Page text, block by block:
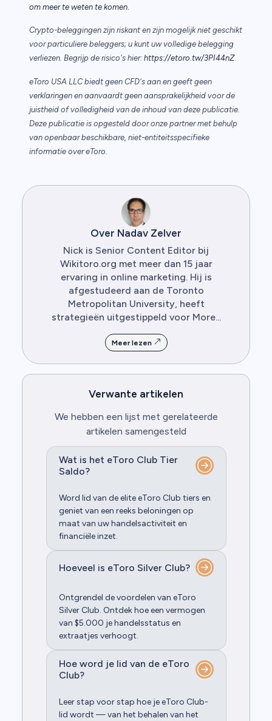
om meer te weten te komen.
Crypto-beleggingen zijn riskant en zijn mogelijk niet geschikt
voor particuliere beleggers; u kunt uw volledige belegging
verliezen. Begrijp de risico's hier: https://etoro.tw/3PI44nZ.
eToro USA LLC biedt geen CFD's aan en geeft geen
verklaringen en aanvaardt geen aansprakelijkheid voor de
juistheid of volledigheid van de inhoud van deze publicatie.
Deze publicatie is opgesteld door onze partner met behulp
van openbaar beschikbare, niet-entiteitsspecifieke
informatie over eToro.
Over Nadav Zelver
Nick is Senior Content Editor bij
Wikitoro.org met meer dan 15 jaar
ervaring in online marketing. Hij is
afgestudeerd aan de Toronto
Metropolitan University, heeft
strategieën uitgestippeld voor More...
Meer lezen
Verwante artikelen
We hebben een lijst met gerelateerde
artikelen samengesteld
Wat is het eToro Club Tier
Saldo?
Word lid van de elite eToro Club tiers en
geniet van een reeks beloningen op
maat van uw handelsactiviteit en
financiële inzet.
Hoeveel is eToro Silver Club?
Ontgrendel de voordelen van eToro
Silver Club. Ontdek hoe een vermogen
van $5.000 je handelsstatus en
extraatjes verhoogt.
Hoe word je lid van de eToro
Club?
Leer stap voor stap hoe je eToro Club-
lid wordt — van het behalen van het